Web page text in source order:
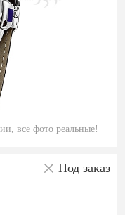
все фото реальные!
Под заказ